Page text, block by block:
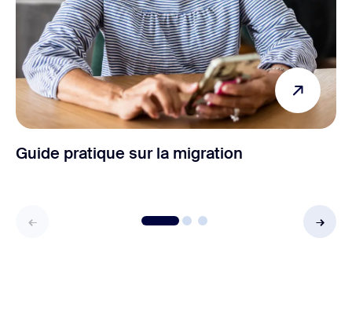
Guide pratique sur la migration